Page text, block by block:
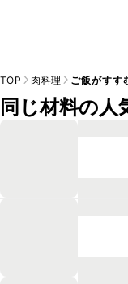
TOP 肉料理 ご飯がすす
同じ材料の人